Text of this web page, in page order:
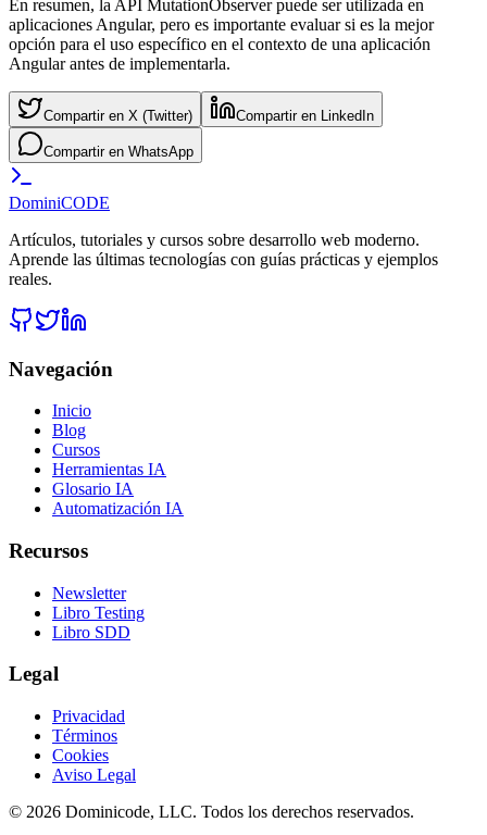
En resumen, la API MutationObserver puede ser utilizada en
aplicaciones Angular, pero es importante evaluar si es la mejor
opción para el uso específico en el contexto de una aplicación
Angular antes de implementarla.
Compartir en X (Twitter) Compartir en LinkedIn
Compartir en WhatsApp
DominiCODE
Artículos, tutoriales y cursos sobre desarrollo web moderno.
Aprende las últimas tecnologías con guías prácticas y ejemplos
reales.
Navegación
Inicio
Blog
Cursos
Herramientas IA
Glosario IA
Automatización IA
Recursos
Newsletter
Libro Testing
Libro SDD
Legal
Privacidad
Términos
Cookies
Aviso Legal
© 2026 Dominicode, LLC. Todos los derechos reservados.